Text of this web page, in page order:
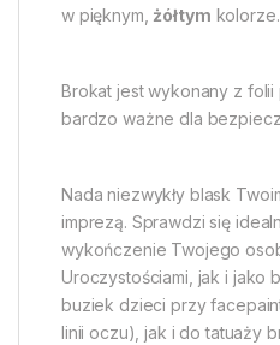
w pięknym, żółtym kolorze.
Brokat jest wykonany z
bardzo ważne dla
Nada niezwykły blask
imprezą. Sprawdzi się
wykończenie Twojego
Uroczystościami, jak i jako
buziek dzieci przy
linii oczu), jak i do tatuaży